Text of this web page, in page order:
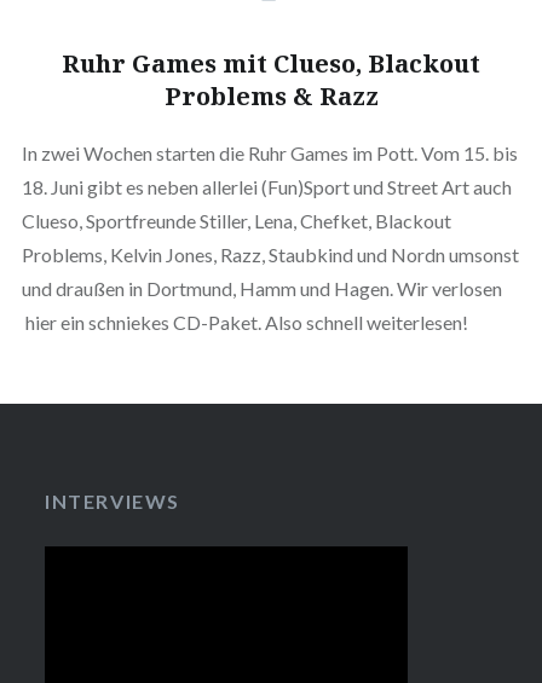
Ruhr Games mit Clueso, Blackout
Problems & Razz
In zwei Wochen starten die Ruhr Games im Pott. Vom 15. bis
18. Juni gibt es neben allerlei (Fun)Sport und Street Art auch
Clueso, Sportfreunde Stiller, Lena, Chefket, Blackout
Problems, Kelvin Jones, Razz, Staubkind und Nordn umsonst
und draußen in Dortmund, Hamm und Hagen. Wir verlosen
hier ein schniekes CD-Paket. Also schnell weiterlesen!
INTERVIEWS